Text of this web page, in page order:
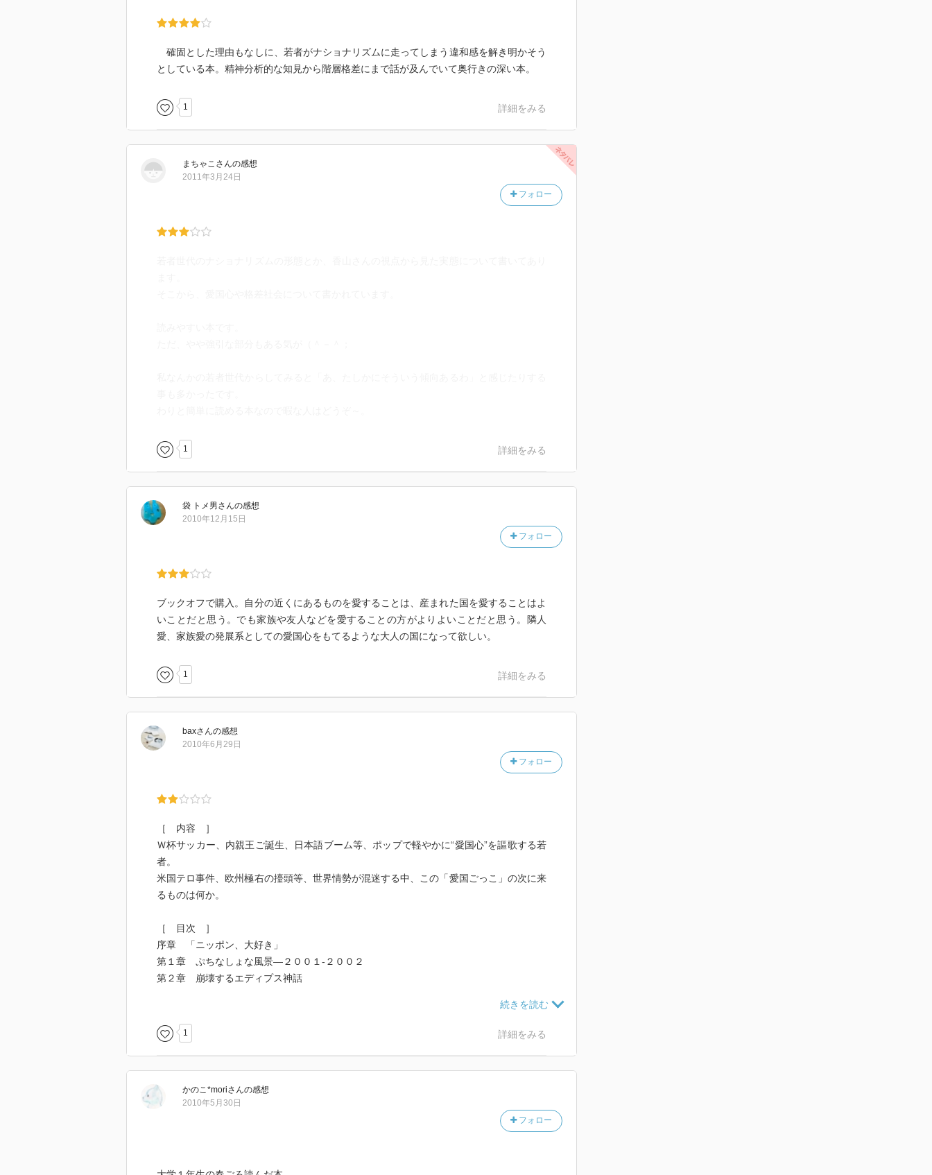
確固とした理由もなしに、若者がナショナリズムに走ってしまう違和感を解き明かそう
としている本。精神分析的な知見から階層格差にまで話が及んでいて奥行きの深い本。
1 詳細をみる
まちゃこ さんの感想
フォロー
2011年3月24日
1 詳細をみる
袋 トメ男さんの感想
フォロー
2010年12月15日
ブックオフで購入。自分の近くにあるものを愛することは、産まれた国を愛することはよ
いことだと思う。でも家族や友人などを愛することの方がよりよいことだと思う。隣人
愛、家族愛の発展系としての愛国心をもてるような大人の国になって欲しい。
1 詳細をみる
baxさんの感想
フォロー
2010年6月29日
［ 内容 ］
Ｗ杯サッカー、内親王ご誕生、日本語ブーム等、ポップで軽やかに“愛国心”を謳歌する若
者。
米国テロ事件、欧州極右の擡頭等、世界情勢が混迷する中、この「愛国ごっこ」の次に来
るものは何か。
［ 目次 ］
序章 「ニッポン、大好き」
第１章 ぷちなしょな風景―２００１‐２００２
第２章 崩壊するエディプス神話
第５章 「愛国ごっこ」のゆくえ―三つのシナリオ
終章 歴史への責任―あるコラムニストの予言から
1 詳細をみる
かのこ*moriさんの感想
フォロー
2010年5月30日